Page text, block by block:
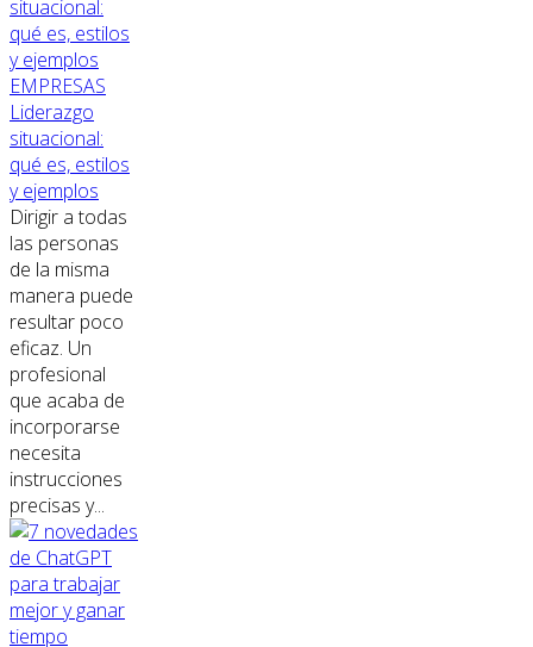
EMPRESAS
Liderazgo
situacional:
qué es, estilos
y ejemplos
Dirigir a todas
las personas
de la misma
manera puede
resultar poco
eficaz. Un
profesional
que acaba de
incorporarse
necesita
instrucciones
precisas y...